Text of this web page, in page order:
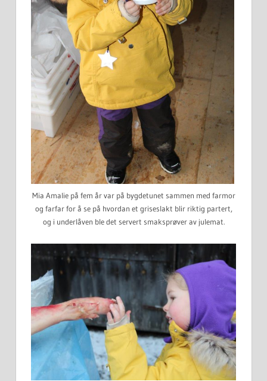
Mia Amalie på fem år var på bygdetunet sammen med farmor
og farfar for å se på hvordan et griseslakt blir riktig partert,
og i underlåven ble det servert smaksprøver av julemat.